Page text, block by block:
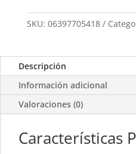
SKU: 06397705418
Descripción
Información adicional
Valoraciones (0)
Características